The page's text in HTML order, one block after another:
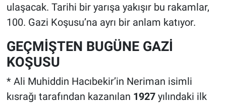
ulaşacak. Tarihi bir yarışa yakışır bu rakamlar,
100. Gazi Koşusu’na ayrı bir anlam katıyor.
GEÇMİŞTEN BUGÜNE GAZİ
KOŞUSU
* Ali Muhiddin Hacıbekir’in Neriman isimli
kısrağı tarafından kazanılan 1927yılındaki ilk